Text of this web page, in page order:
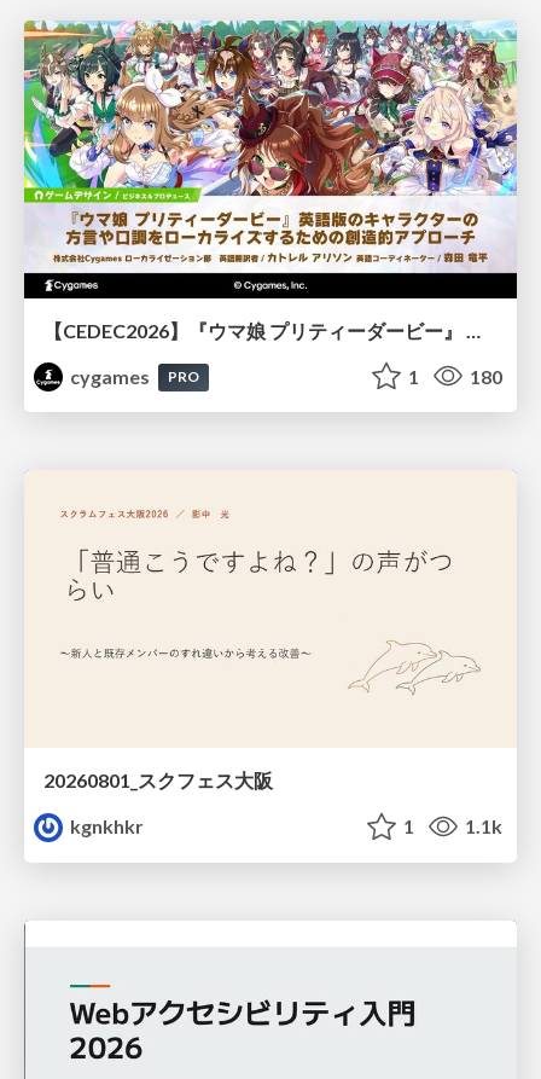
cygames
PRO 1 180
20260801_スクフェス大阪
kgnkhkr
1 1.1k